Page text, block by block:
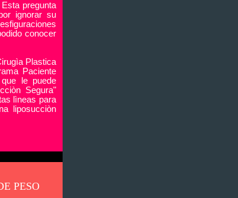
Esta pregunta
ignorar su
conocer
Plastica
Paciente
le puede
Segura"
lìneas para
liposucciòn
PESO